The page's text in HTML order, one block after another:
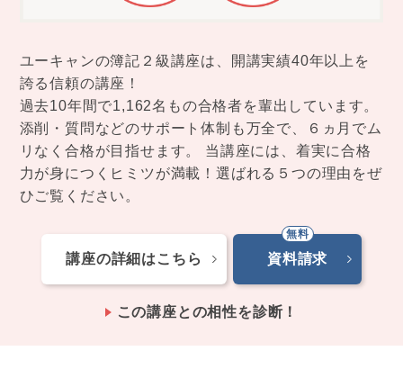
ユーキャンの簿記２級講座は、開講実績40年以上を
誇る信頼の講座！
過去10年間で1,162名もの合格者を輩出しています。
添削・質問などのサポート体制も万全で、６ヵ月でム
リなく合格が目指せます。 当講座には、着実に合格
力が身につくヒミツが満載！選ばれる５つの理由をぜ
ひご覧ください。
講座の詳細はこちら 資料請求
この講座との相性を診断！